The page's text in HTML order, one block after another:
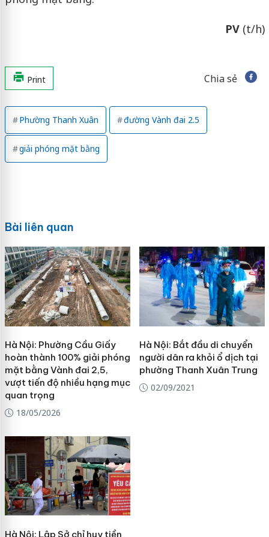
PV(t/h)
Print Chia sẻ
Phường Thanh Xuân đường Vành đai 2.5
giải phóng mặt bằng
Bài liên quan
Hà Nội: Phường Cầu Giấy
hoàn thành 100% giải phóng
mặt bằng Vành đai 2,5,
vượt tiến độ nhiều hạng mục
quan trọng
18/05/2026
Hà Nội: Bắt đầu di chuyển
người dân ra khỏi ổ dịch tại
phường Thanh Xuân Trung
02/09/2021
Hà Nội: Lập Sở chỉ huy tiền